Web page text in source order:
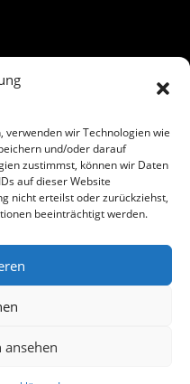
verwenden wir Technologien wie
und/oder darauf
zustimmst, können wir Daten
auf dieser Website
nicht erteilst oder zurückziehst,
beeinträchtigt werden.
ansehen